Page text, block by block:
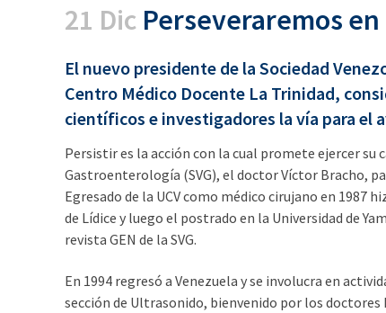
21 Dic Perseveraremos
El nuevo presidente de la Sociedad
Centro Médico Docente La Trinidad,
científicos e investigadores la vía para el
Persistir es la acción con la cual promete ejercer su
Gastroenterología (SVG), el doctor Víctor Bracho,
Egresado de la UCV como médico cirujano en
de Lídice y luego el postrado en la Universidad de
revista GEN de la SVG.
En 1994 regresó a Venezuela y se involucra en
sección de Ultrasonido, bienvenido por los doctores